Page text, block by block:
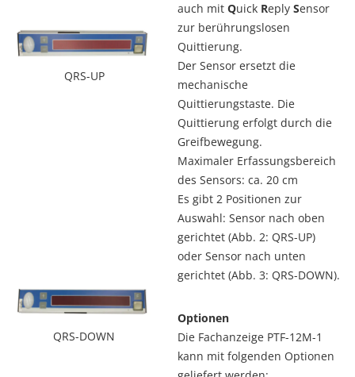
QRS-UP
QRS-DOWN
auch mit Quick Reply Sensor
zur berührungslosen
Quittierung.
Der Sensor ersetzt die
mechanische
Quittierungstaste. Die
Quittierung erfolgt durch die
Greifbewegung.
Maximaler Erfassungsbereich
des Sensors: ca. 20 cm
Es gibt 2 Positionen zur
Auswahl: Sensor nach oben
gerichtet (Abb. 2: QRS-UP)
oder Sensor nach unten
gerichtet (Abb. 3: QRS-DOWN).
Optionen
Die Fachanzeige PTF-12M-1
kann mit folgenden Optionen